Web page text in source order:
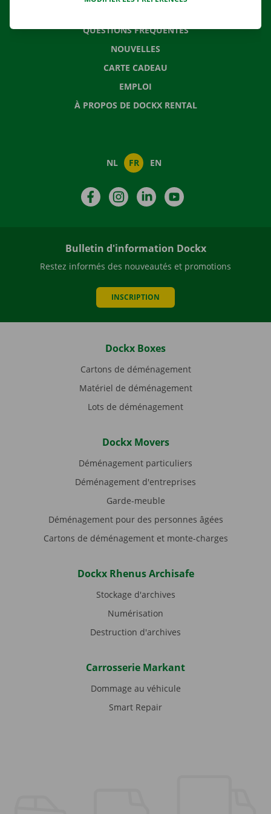
QUESTIONS FRÉQUENTES
NOUVELLES
CARTE CADEAU
EMPLOI
À PROPOS DE DOCKX RENTAL
NL FR EN
FacebookInstagramLinkedIn
Bulletin d'information Dockx
Restez informés des nouveautés et promotions
INSCRIPTION
Dockx Boxes
Cartons de déménagement
Matériel de déménagement
Lots de déménagement
Dockx Movers
Déménagement particuliers
Déménagement d'entreprises
Garde-meuble
Déménagement pour des personnes âgées
Cartons de déménagement et monte-charges
Dockx Rhenus Archisafe
Stockage d'archives
Numérisation
Destruction d'archives
Carrosserie Markant
Dommage au véhicule
Smart Repair